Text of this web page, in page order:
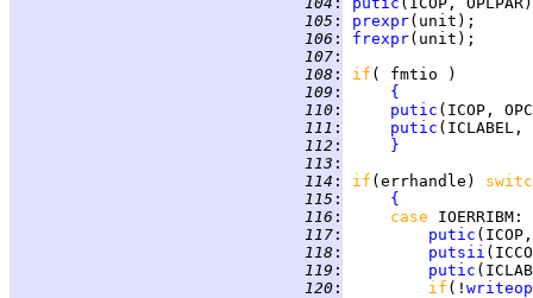
105 : prexpr
106 : frexpr
107 :
108 : if
109 :
{
110 :
putic
111 :
putic
112 :
}
113 :
114 : if (errhandle)
115 :
{
116 : case
117 :
putic
118 : putsii
119 : putic
120 : if (! writeop